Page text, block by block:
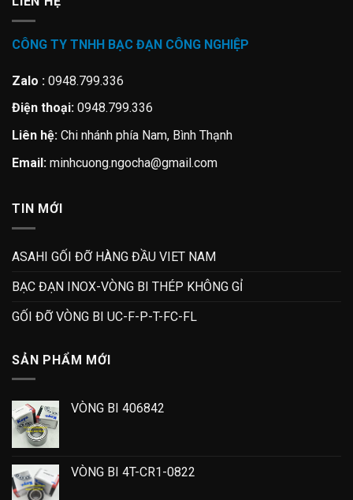
CÔNG TY TNHH BẠC ĐẠN CÔNG NGHIỆP
Zalo : 0948.799.336
Điện thoại: 0948.799.336
Liên hệ: Chi nhánh phía Nam, Bình Thạnh
Email: minhcuong.ngocha@gmail.com
TIN MỚI
ASAHI GỐI ĐỠ HÀNG ĐẦU VIET NAM
BẠC ĐẠN INOX-VÒNG BI THÉP KHÔNG GỈ
GỐI ĐỠ VÒNG BI UC-F-P-T-FC-FL
SẢN PHẨM MỚI
VÒNG BI 406842
VÒNG BI 4T-CR1-0822